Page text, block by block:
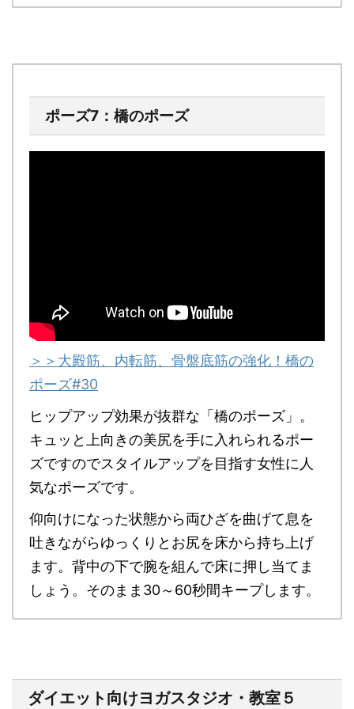
ポーズ7：橋のポーズ
＞＞大殿筋、内転筋、骨盤底筋の強化！橋の
ポーズ#30
ヒップアップ効果が抜群な「橋のポーズ」。
キュッと上向きの美尻を手に入れられるポー
ズですのでスタイルアップを目指す女性に人
気なポーズです。
仰向けになった状態から両ひざを曲げて息を
吐きながらゆっくりとお尻を床から持ち上げ
ます。背中の下で腕を組んで床に押し当てま
しょう。そのまま30～60秒間キープします。
ダイエット向けヨガスタジオ・教室５